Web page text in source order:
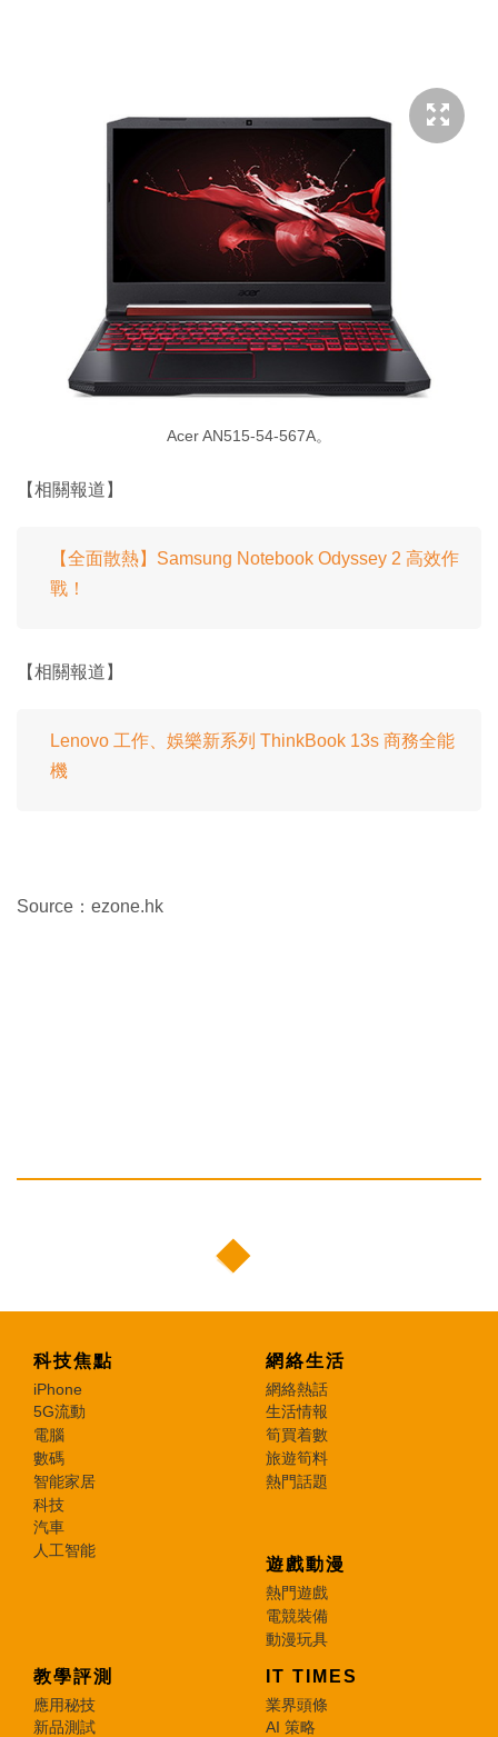
Acer AN515-54-567A。
【相關報道】
【全面散熱】Samsung Notebook Odyssey 2 高效作
戰！
【相關報道】
Lenovo 工作、娛樂新系列 ThinkBook 13s 商務全能
機
Source：ezone.hk
科技焦點
iPhone
5G流動
電腦
數碼
智能家居
科技
汽車
人工智能
網絡生活
網絡熱話
生活情報
筍買着數
旅遊筍料
熱門話題
遊戲動漫
熱門遊戲
電競裝備
動漫玩具
教學評測
應用秘技
新品測試
IT TIMES
業界頭條
AI 策略